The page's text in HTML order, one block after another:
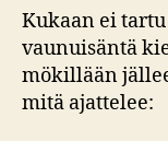
Kukaan ei
vaunuisäntä
mökillään
mitä ajattelee: